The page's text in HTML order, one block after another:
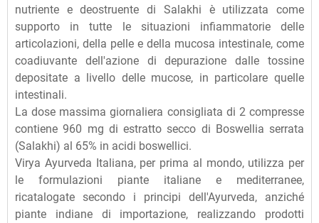
nutriente e deostruente di Salakhi è utilizzata come
supporto in tutte le situazioni infiammatorie delle
articolazioni, della pelle e della mucosa intestinale, come
coadiuvante dell'azione di depurazione dalle tossine
depositate a livello delle mucose, in particolare quelle
intestinali.
La dose massima giornaliera consigliata di 2 compresse
contiene 960 mg di estratto secco di Boswellia serrata
(Salakhi) al 65% in acidi boswellici.
Virya Ayurveda Italiana, per prima al mondo, utilizza per
le formulazioni piante italiane e mediterranee,
ricatalogate secondo i principi dell'Ayurveda, anziché
piante indiane di importazione, realizzando prodotti